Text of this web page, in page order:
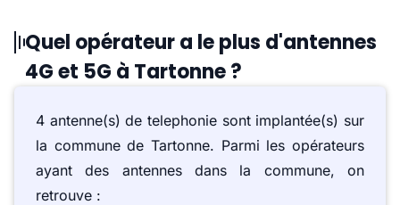
Quel opérateur a le plus d'antennes
4G et 5G à Tartonne ?
4 antenne(s) de telephonie sont implantée(s) sur
la commune de Tartonne. Parmi les opérateurs
ayant des antennes dans la commune, on
retrouve :